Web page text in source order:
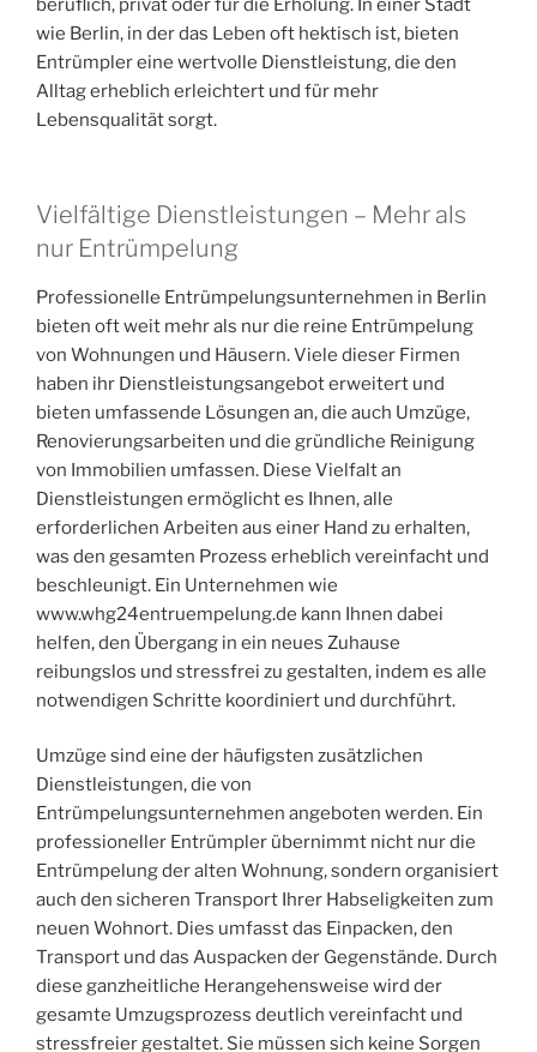
beruflich, privat oder für die Erholung. In einer Stadt
wie Berlin, in der das Leben oft hektisch ist, bieten
Entrümpler eine wertvolle Dienstleistung, die den
Alltag erheblich erleichtert und für mehr
Lebensqualität sorgt.
Vielfältige Dienstleistungen – Mehr als
nur Entrümpelung
Professionelle Entrümpelungsunternehmen in Berlin
bieten oft weit mehr als nur die reine Entrümpelung
von Wohnungen und Häusern. Viele dieser Firmen
haben ihr Dienstleistungsangebot erweitert und
bieten umfassende Lösungen an, die auch Umzüge,
Renovierungsarbeiten und die gründliche Reinigung
von Immobilien umfassen. Diese Vielfalt an
Dienstleistungen ermöglicht es Ihnen, alle
erforderlichen Arbeiten aus einer Hand zu erhalten,
was den gesamten Prozess erheblich vereinfacht und
beschleunigt. Ein Unternehmen wie
www.whg24entruempelung.de kann Ihnen dabei
helfen, den Übergang in ein neues Zuhause
reibungslos und stressfrei zu gestalten, indem es alle
notwendigen Schritte koordiniert und durchführt.
Umzüge sind eine der häufigsten zusätzlichen
Dienstleistungen, die von
Entrümpelungsunternehmen angeboten werden. Ein
professioneller Entrümpler übernimmt nicht nur die
Entrümpelung der alten Wohnung, sondern organisiert
auch den sicheren Transport Ihrer Habseligkeiten zum
neuen Wohnort. Dies umfasst das Einpacken, den
Transport und das Auspacken der Gegenstände. Durch
diese ganzheitliche Herangehensweise wird der
gesamte Umzugsprozess deutlich vereinfacht und
stressfreier gestaltet. Sie müssen sich keine Sorgen